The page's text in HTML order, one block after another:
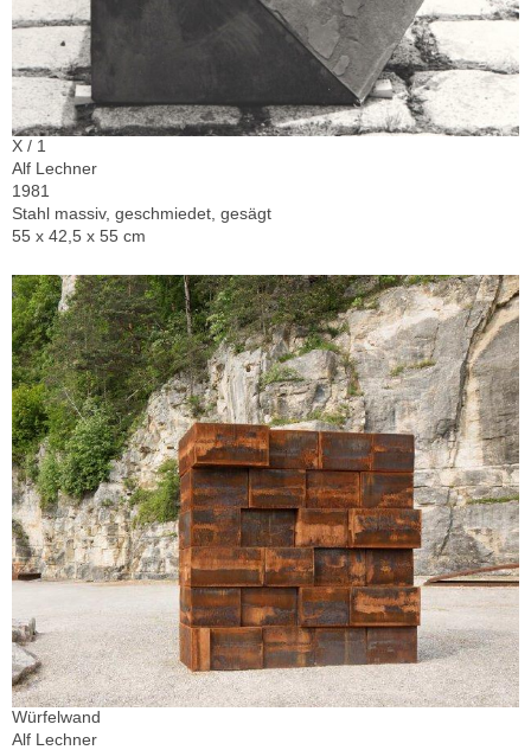
X / 1
Alf Lechner
1981
Stahl massiv, geschmiedet, gesägt
55 x 42,5 x 55 cm
Würfelwand
Alf Lechner